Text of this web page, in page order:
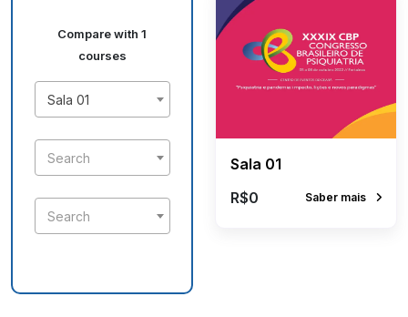
Compare with 1
courses
Sala 01
Search
Search
Sala 01
R$0
Saber mais